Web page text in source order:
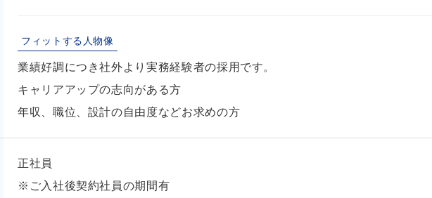
フィットする人物像
業績好調につき社外より実務経験者の採用です。
キャリアアップの志向がある方
年収、職位、設計の自由度などお求めの方
正社員
※ご入社後契約社員の期間有